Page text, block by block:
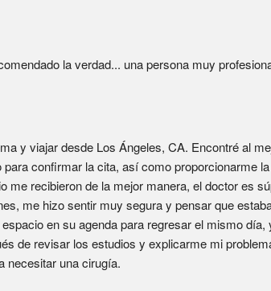
la verdad... una persona muy
y viajar desde Los Ángeles, CA. Encontré al
confirmar la cita, así como proporcionarme
me recibieron de la mejor manera, el doctor es
me hizo sentir muy segura y pensar que
en su agenda para regresar el mismo día,
de revisar los estudios y explicarme mi
necesitar una cirugía.